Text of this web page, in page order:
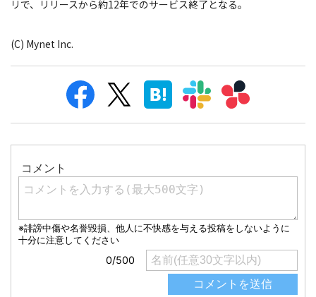
リで、リリースから約12年でのサービス終了となる。
(C) Mynet Inc.